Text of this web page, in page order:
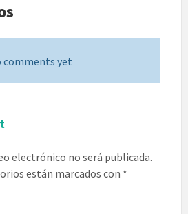
comments yet
electrónico no será publicada.
están marcados con *